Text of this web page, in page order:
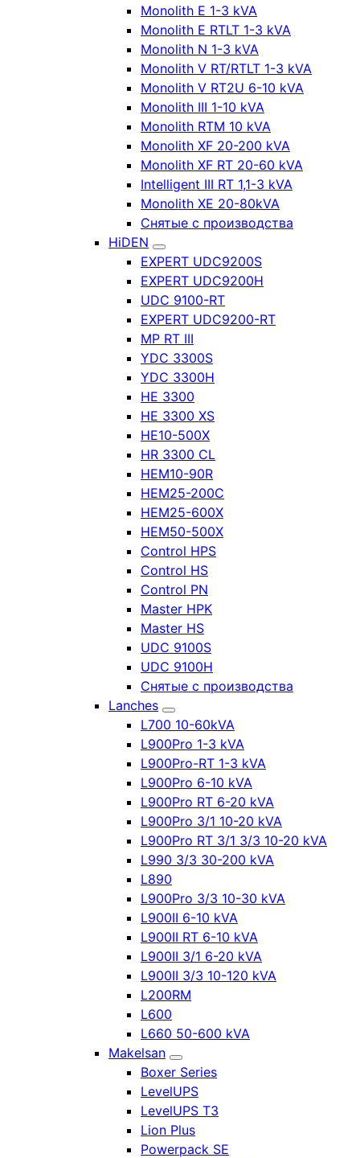
Monolith E 1-3 kVA
Monolith E RTLT 1-3 kVA
Monolith N 1-3 kVA
Monolith V RT/RTLT 1-3 kVA
Monolith V RT2U 6-10 kVA
Monolith III 1-10 kVA
Monolith RTM 10 kVA
Monolith XF 20-200 kVA
Monolith XF RT 20-60 kVA
Intelligent III RT 1,1-3 kVA
Monolith XE 20-80kVA
Снятые с производства
HiDEN
EXPERT UDC9200S
EXPERT UDC9200H
UDC 9100-RT
EXPERT UDC9200-RT
MP RT III
YDC 3300S
YDC 3300H
HE 3300
HE 3300 XS
HE10-500X
HR 3300 CL
HEM10-90R
HEM25-200C
HEM25-600X
HEM50-500X
Control HPS
Control HS
Control PN
Master HPK
Master HS
UDC 9100S
UDC 9100H
Снятые с производства
Lanches
L700 10-60kVA
L900Pro 1-3 kVA
L900Pro-RT 1-3 kVA
L900Pro 6-10 kVA
L900Pro RT 6-20 kVA
L900Pro 3/1 10-20 kVA
L900Pro RT 3/1 3/3 10-20 kVA
L990 3/3 30-200 kVA
L890
L900Pro 3/3 10-30 kVA
L900II 6-10 kVA
L900II RT 6-10 kVA
L900II 3/1 6-20 kVA
L900II 3/3 10-120 kVA
L200RM
L600
L660 50-600 kVA
Makelsan
Boxer Series
LevelUPS
LevelUPS T3
Lion Plus
Powerpack SE